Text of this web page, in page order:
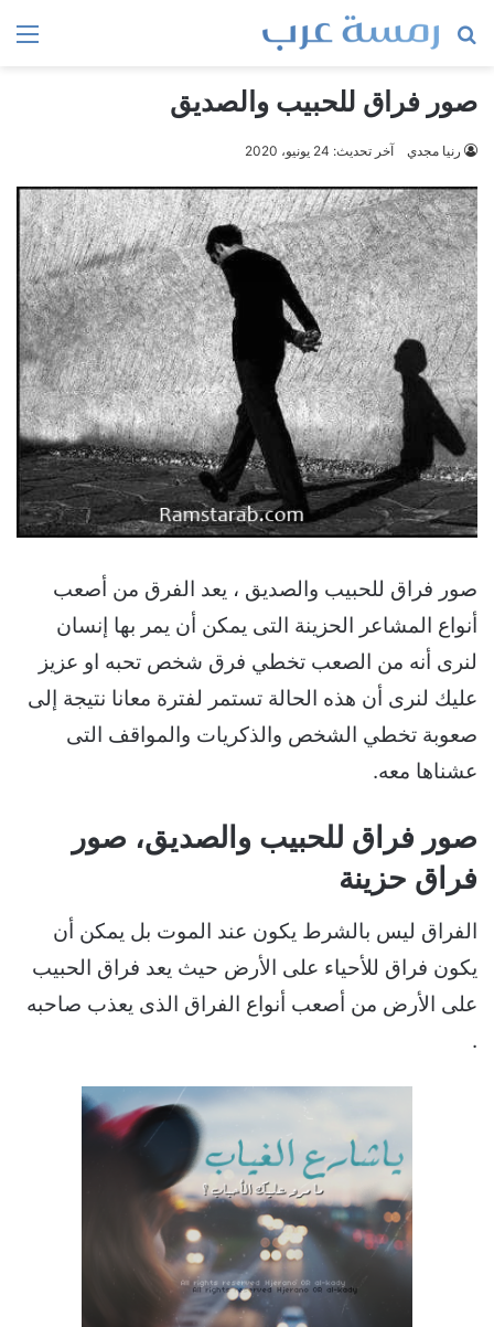
بحث
صور فراق للحبيب والصديق
رنيا مجدي آخر تحديث: 24 يونيو، 2020
صور فراق للحبيب والصديق ، يعد الفرق من أصعب
أنواع المشاعر الحزينة التى يمكن أن يمر بها إنسان
لنرى أنه من الصعب تخطي فرق شخص تحبه او عزيز
عليك لنرى أن هذه الحالة تستمر لفترة معانا نتيجة إلى
صعوبة تخطي الشخص والذكريات والمواقف التى
عشناها معه.
صور فراق للحبيب والصديق، صور
فراق حزينة
الفراق ليس بالشرط يكون عند الموت بل يمكن أن
يكون فراق للأحياء على الأرض حيث يعد فراق الحبيب
على الأرض من أصعب أنواع الفراق الذى يعذب صاحبه
.